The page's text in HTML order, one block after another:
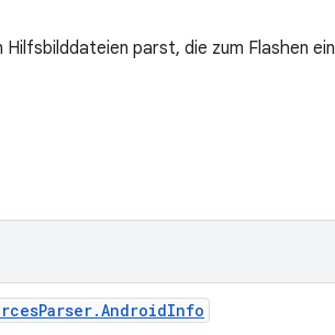
parst, die zum Flashen
Parser.AndroidInfo